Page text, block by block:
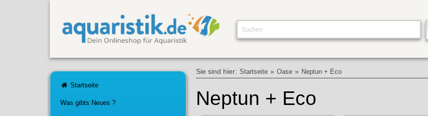
Startseite
Was gibts Neues ?
Sie sind hier: Startseite » Oase » Neptun + Eco
Neptun + Eco